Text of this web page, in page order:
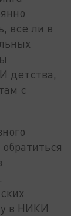
все ли в
детства,
с
в НИКИ